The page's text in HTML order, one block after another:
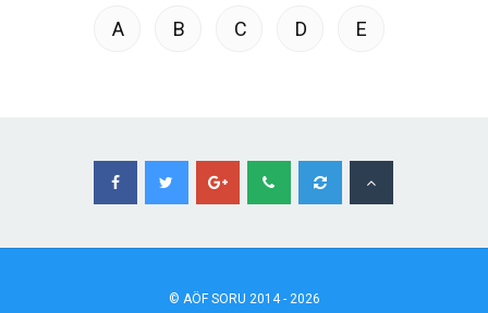
A B C D E
© AÖFSORU 2014 - 2026